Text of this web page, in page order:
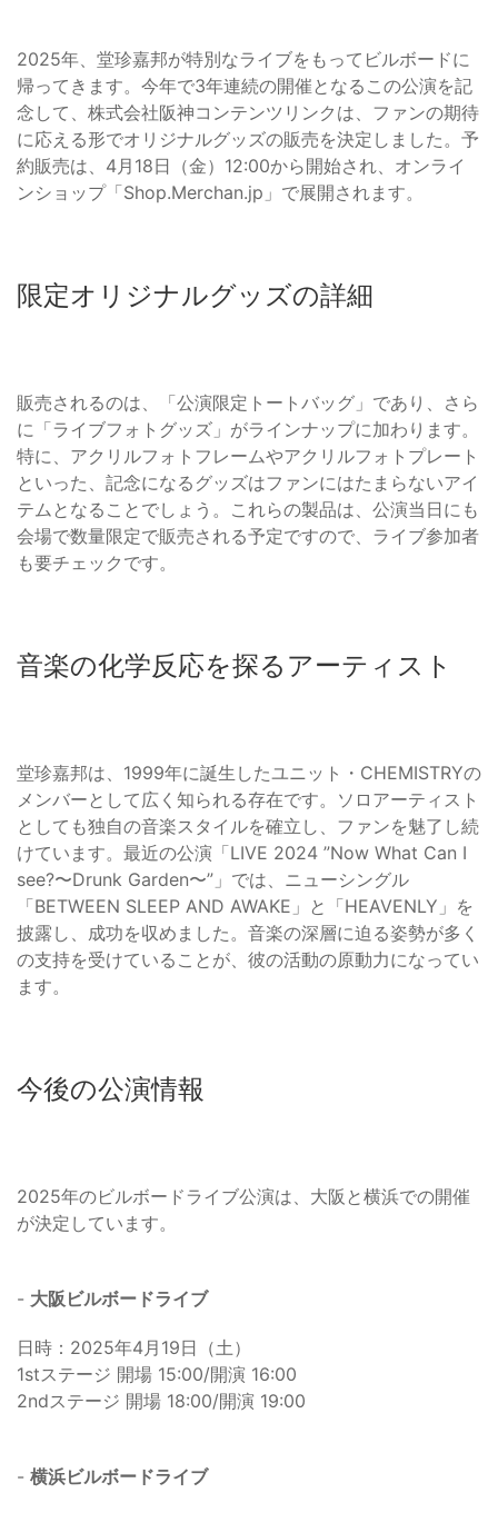
2025年、堂珍嘉邦が特別なライブをもってビルボードに
帰ってきます。今年で3年連続の開催となるこの公演を記
念して、株式会社阪神コンテンツリンクは、ファンの期待
に応える形でオリジナルグッズの販売を決定しました。予
約販売は、4月18日（金）12:00から開始され、オンライ
ンショップ「Shop.Merchan.jp」で展開されます。
限定オリジナルグッズの詳細
販売されるのは、「公演限定トートバッグ」であり、さら
に「ライブフォトグッズ」がラインナップに加わります。
特に、アクリルフォトフレームやアクリルフォトプレート
といった、記念になるグッズはファンにはたまらないアイ
テムとなることでしょう。これらの製品は、公演当日にも
会場で数量限定で販売される予定ですので、ライブ参加者
も要チェックです。
音楽の化学反応を探るアーティスト
堂珍嘉邦は、1999年に誕生したユニット・CHEMISTRYの
メンバーとして広く知られる存在です。ソロアーティスト
としても独自の音楽スタイルを確立し、ファンを魅了し続
けています。最近の公演「LIVE 2024 ”Now What Can I
see?〜Drunk Garden〜”」では、ニューシングル
「BETWEEN SLEEP AND AWAKE」と「HEAVENLY」を
披露し、成功を収めました。音楽の深層に迫る姿勢が多く
の支持を受けていることが、彼の活動の原動力になってい
ます。
今後の公演情報
2025年のビルボードライブ公演は、大阪と横浜での開催
が決定しています。
- 大阪ビルボードライブ
日時：2025年4月19日（土）
1stステージ 開場 15:00/開演 16:00
2ndステージ 開場 18:00/開演 19:00
- 横浜ビルボードライブ